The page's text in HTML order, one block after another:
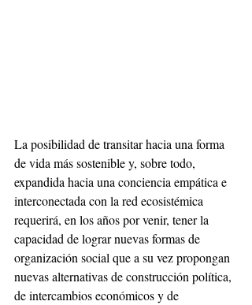
La posibilidad de transitar hacia una forma
de vida más sostenible y, sobre todo,
expandida hacia una conciencia empática e
interconectada con la red ecosistémica
requerirá, en los años por venir, tener la
capacidad de lograr nuevas formas de
organización social que a su vez propongan
nuevas alternativas de construcción política,
de intercambios económicos y de